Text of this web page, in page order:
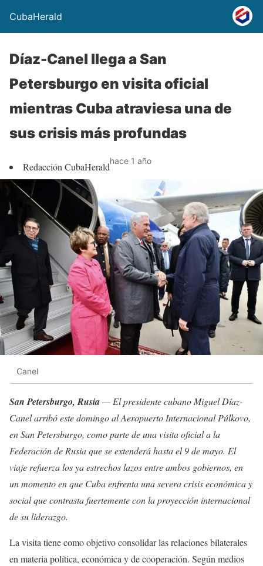
CubaHerald
Díaz-Canel llega a San
Petersburgo en visita oficial
mientras Cuba atraviesa una de
sus crisis más profundas
Redacción CubaHeraldhace 1 año
Canel
San Petersburgo, Rusia— El presidente cubano Miguel Díaz-
Canel arribó este domingo al Aeropuerto Internacional Púlkovo,
en San Petersburgo, como parte de una visita oficial a la
Federación de Rusia que se extenderá hasta el 9 de mayo. El
viaje refuerza los ya estrechos lazos entre ambos gobiernos, en
un momento en que Cuba enfrenta una severa crisis económica y
social que contrasta fuertemente con la proyección internacional
de su liderazgo.
La visita tiene como objetivo consolidar las relaciones bilaterales
en materia política, económica y de cooperación. Según medios